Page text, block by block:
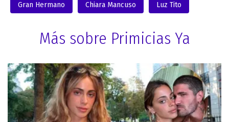
Gran Hermano Chiara Mancuso Luz Tito
Más sobre Primicias Ya